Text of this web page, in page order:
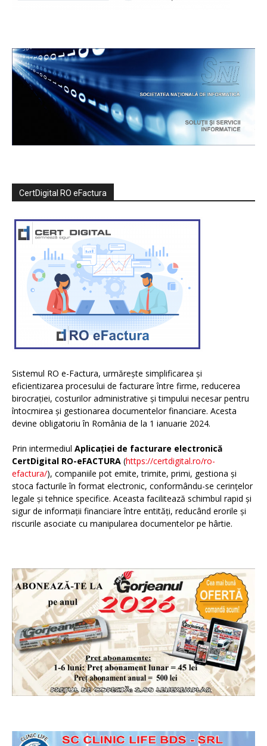
CertDigital RO eFactura
Sistemul RO e-Factura, urmărește simplificarea și
eficientizarea procesului de facturare între firme, reducerea
birocrației, costurilor administrative și timpului necesar pentru
întocmirea și gestionarea documentelor financiare. Acesta
devine obligatoriu în România de la 1 ianuarie 2024.
Prin intermediul Aplicației de facturare electronică
CertDigital RO-eFACTURA (https://certdigital.ro/ro-
efactura/), companiile pot emite, trimite, primi, gestiona și
stoca facturile în format electronic, conformându-se cerințelor
legale și tehnice specifice. Aceasta facilitează schimbul rapid și
sigur de informații financiare între entități, reducând erorile și
riscurile asociate cu manipularea documentelor pe hârtie.